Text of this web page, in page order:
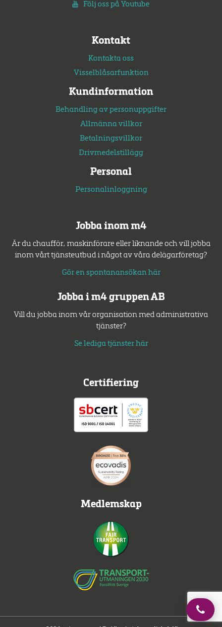
Följ oss på Youtube
Kontakt
Kontakta oss
Visselblåsarfunktion
Kundinformation
Behandling av personuppgifter
Allmänna villkor
Betalningsvillkor
Drivmedelstillägg
Personal
Personalinloggning
Jobba inom m4
Är du chaufför, maskinförare eller liknande och vill jobba
inom vårt tjänsteutbud i något av våra delägarföretag?
Gör en spontanansökan här
Jobba i m4 gruppen AB
Vill du jobba inom vår organisation med administrativa
tjänster?
Se lediga tjänster här
Certifiering
Medlemskap